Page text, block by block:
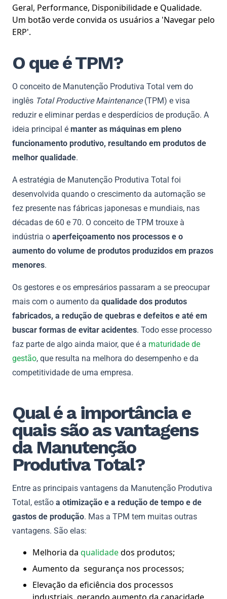
O que é TPM?
O conceito de Manutenção Produtiva Total vem do
inglês Total Productive Maintenance(TPM) e visa
reduzir e eliminar perdas e desperdícios de produção. A
ideia principal é manter as máquinas em pleno
funcionamento produtivo, resultando em produtos de
melhor qualidade.
A estratégia de Manutenção Produtiva Total foi
desenvolvida quando o crescimento da automação se
fez presente nas fábricas japonesas e mundiais, nas
décadas de 60 e 70. O conceito de TPM trouxe à
indústria o aperfeiçoamento nos processos e o
aumento do volume de produtos produzidos em prazos
menores.
Os gestores e os empresários passaram a se preocupar
mais com o aumento da qualidade dos produtos
fabricados, a redução de quebras e defeitos e até em
buscar formas de evitar acidentes. Todo esse processo
faz parte de algo ainda maior, que é a maturidade de
gestão, que resulta na melhora do desempenho e da
competitividade de uma empresa.
Qual é a importância e
quais são as vantagens
da Manutenção
Produtiva Total?
Entre as principais vantagens da Manutenção Produtiva
Total, estão a otimização e a redução de tempo e de
gastos de produção. Mas a TPM tem muitas outras
vantagens. São elas:
Melhoria da qualidadedos produtos;
Aumento da segurança nos processos;
Elevação da eficiência dos processos